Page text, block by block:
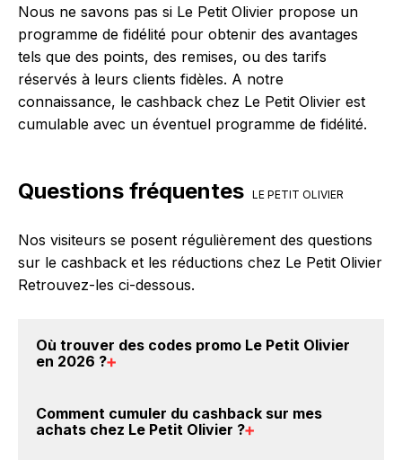
Nous ne savons pas si Le Petit Olivier propose un
programme de fidélité pour obtenir des avantages
tels que des points, des remises, ou des tarifs
réservés à leurs clients fidèles. A notre
connaissance, le cashback chez Le Petit Olivier est
cumulable avec un éventuel programme de fidélité.
Questions fréquentes LE PETIT OLIVIER
Nos visiteurs se posent régulièrement des questions
sur le cashback et les réductions chez Le Petit Olivier
Retrouvez-les ci-dessous.
Où trouver des codes promo Le Petit Olivier
en 2026 ?
promo chez Le Petit Olivier. Si descodes promo Le
Comment cumuler du cashback sur mes
achats chez Le Petit Olivier ?